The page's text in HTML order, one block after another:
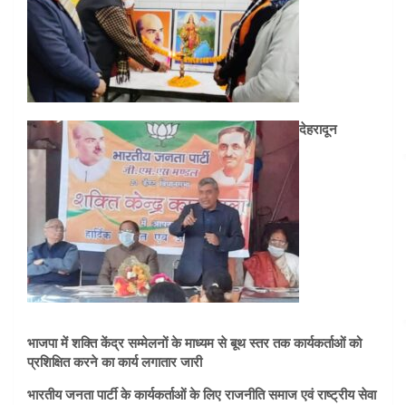
देहरादून
भाजपा में शक्ति केंद्र सम्मेलनों के माध्यम से बूथ स्तर तक कार्यकर्ताओं को
प्रशिक्षित करने का कार्य लगातार जारी
भारतीय जनता पार्टी के कार्यकर्ताओं के लिए राजनीति समाज एवं राष्ट्रीय सेवा